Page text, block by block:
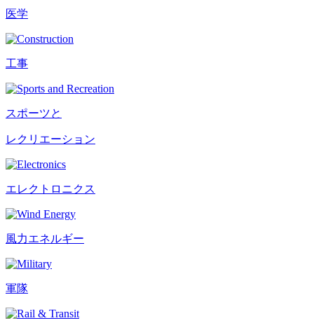
医学
工事
スポーツと
レクリエーション
エレクトロニクス
風力エネルギー
軍隊